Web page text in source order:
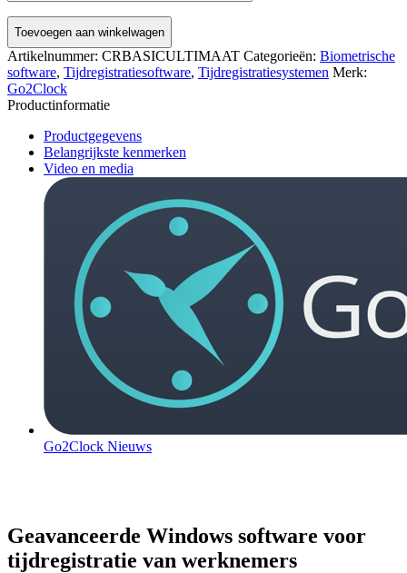
Toevoegen aan winkelwagen
Artikelnummer: CRBASICULTIMAAT Categorieën: Biometrische
software, Tijdregistratiesoftware, Tijdregistratiesystemen Merk:
Go2Clock
Productinformatie
Productgegevens
Belangrijkste kenmerken
Video en media
Go2Clock Nieuws
Geavanceerde Windows software voor
tijdregistratie van werknemers